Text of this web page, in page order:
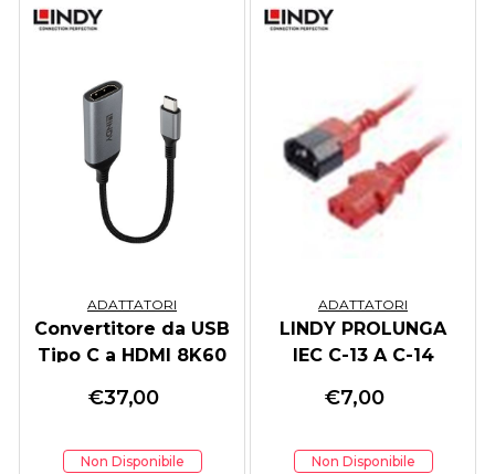
ADATTATORI
Convertitore da USB
Tipo C a HDMI 8K60
schermo HDMI 8K
tipo C del co
€37,00
Non Disponibile
ADATTATORI
LINDY PROLUNGA
IEC C-13 A C-14
€7,00
Non Disponibile